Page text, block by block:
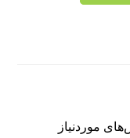
موردنیاز